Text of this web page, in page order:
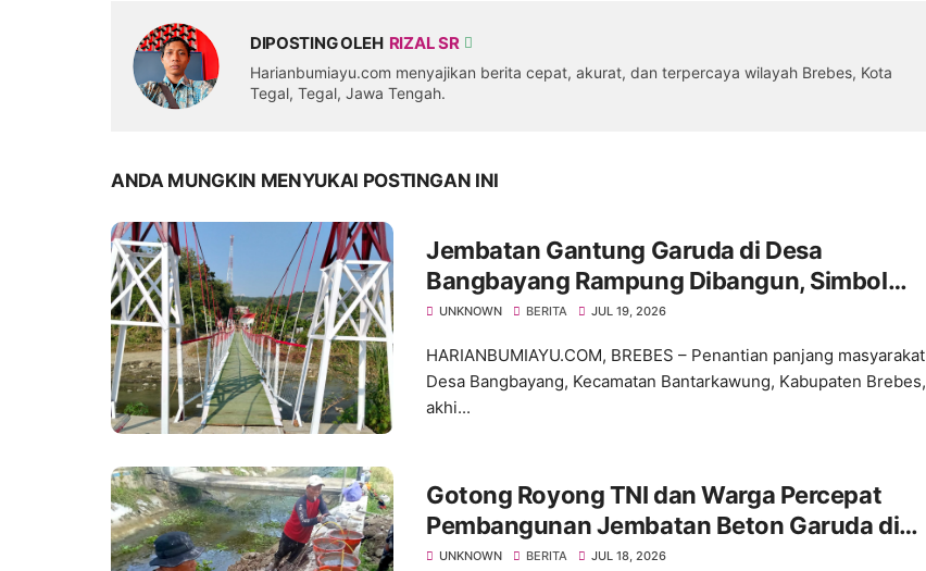
DIPOSTING OLEH RIZAL SR
Harianbumiayu.com menyajikan berita cepat, akurat, dan terpercaya wilayah Brebes, Kota
Tegal, Tegal, Jawa Tengah.
ANDA MUNGKIN MENYUKAI POSTINGAN INI
Jembatan Gantung Garuda di Desa
Bangbayang Rampung Dibangun, Simbol
Nyata Kemanunggalan TNI dan Rakyat
UNKNOWN BERITA JUL 19, 2026
HARIANBUMIAYU.COM, BREBES – Penantian panjang masyarakat
Desa Bangbayang, Kecamatan Bantarkawung, Kabupaten Brebes,
akhi...
Gotong Royong TNI dan Warga Percepat
Pembangunan Jembatan Beton Garuda di
Desa Karangbandung
UNKNOWN BERITA JUL 18, 2026